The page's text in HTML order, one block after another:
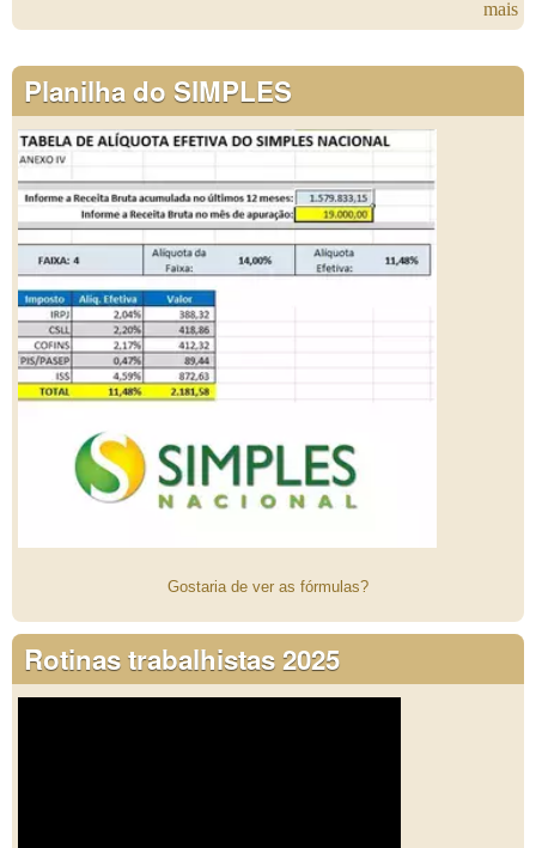
mais
Planilha do SIMPLES
Gostaria de ver as fórmulas?
Rotinas trabalhistas 2025